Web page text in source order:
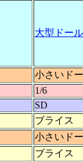
大型ドール
小さいド
1/6
SD
ブライス
小さいド
ブライス